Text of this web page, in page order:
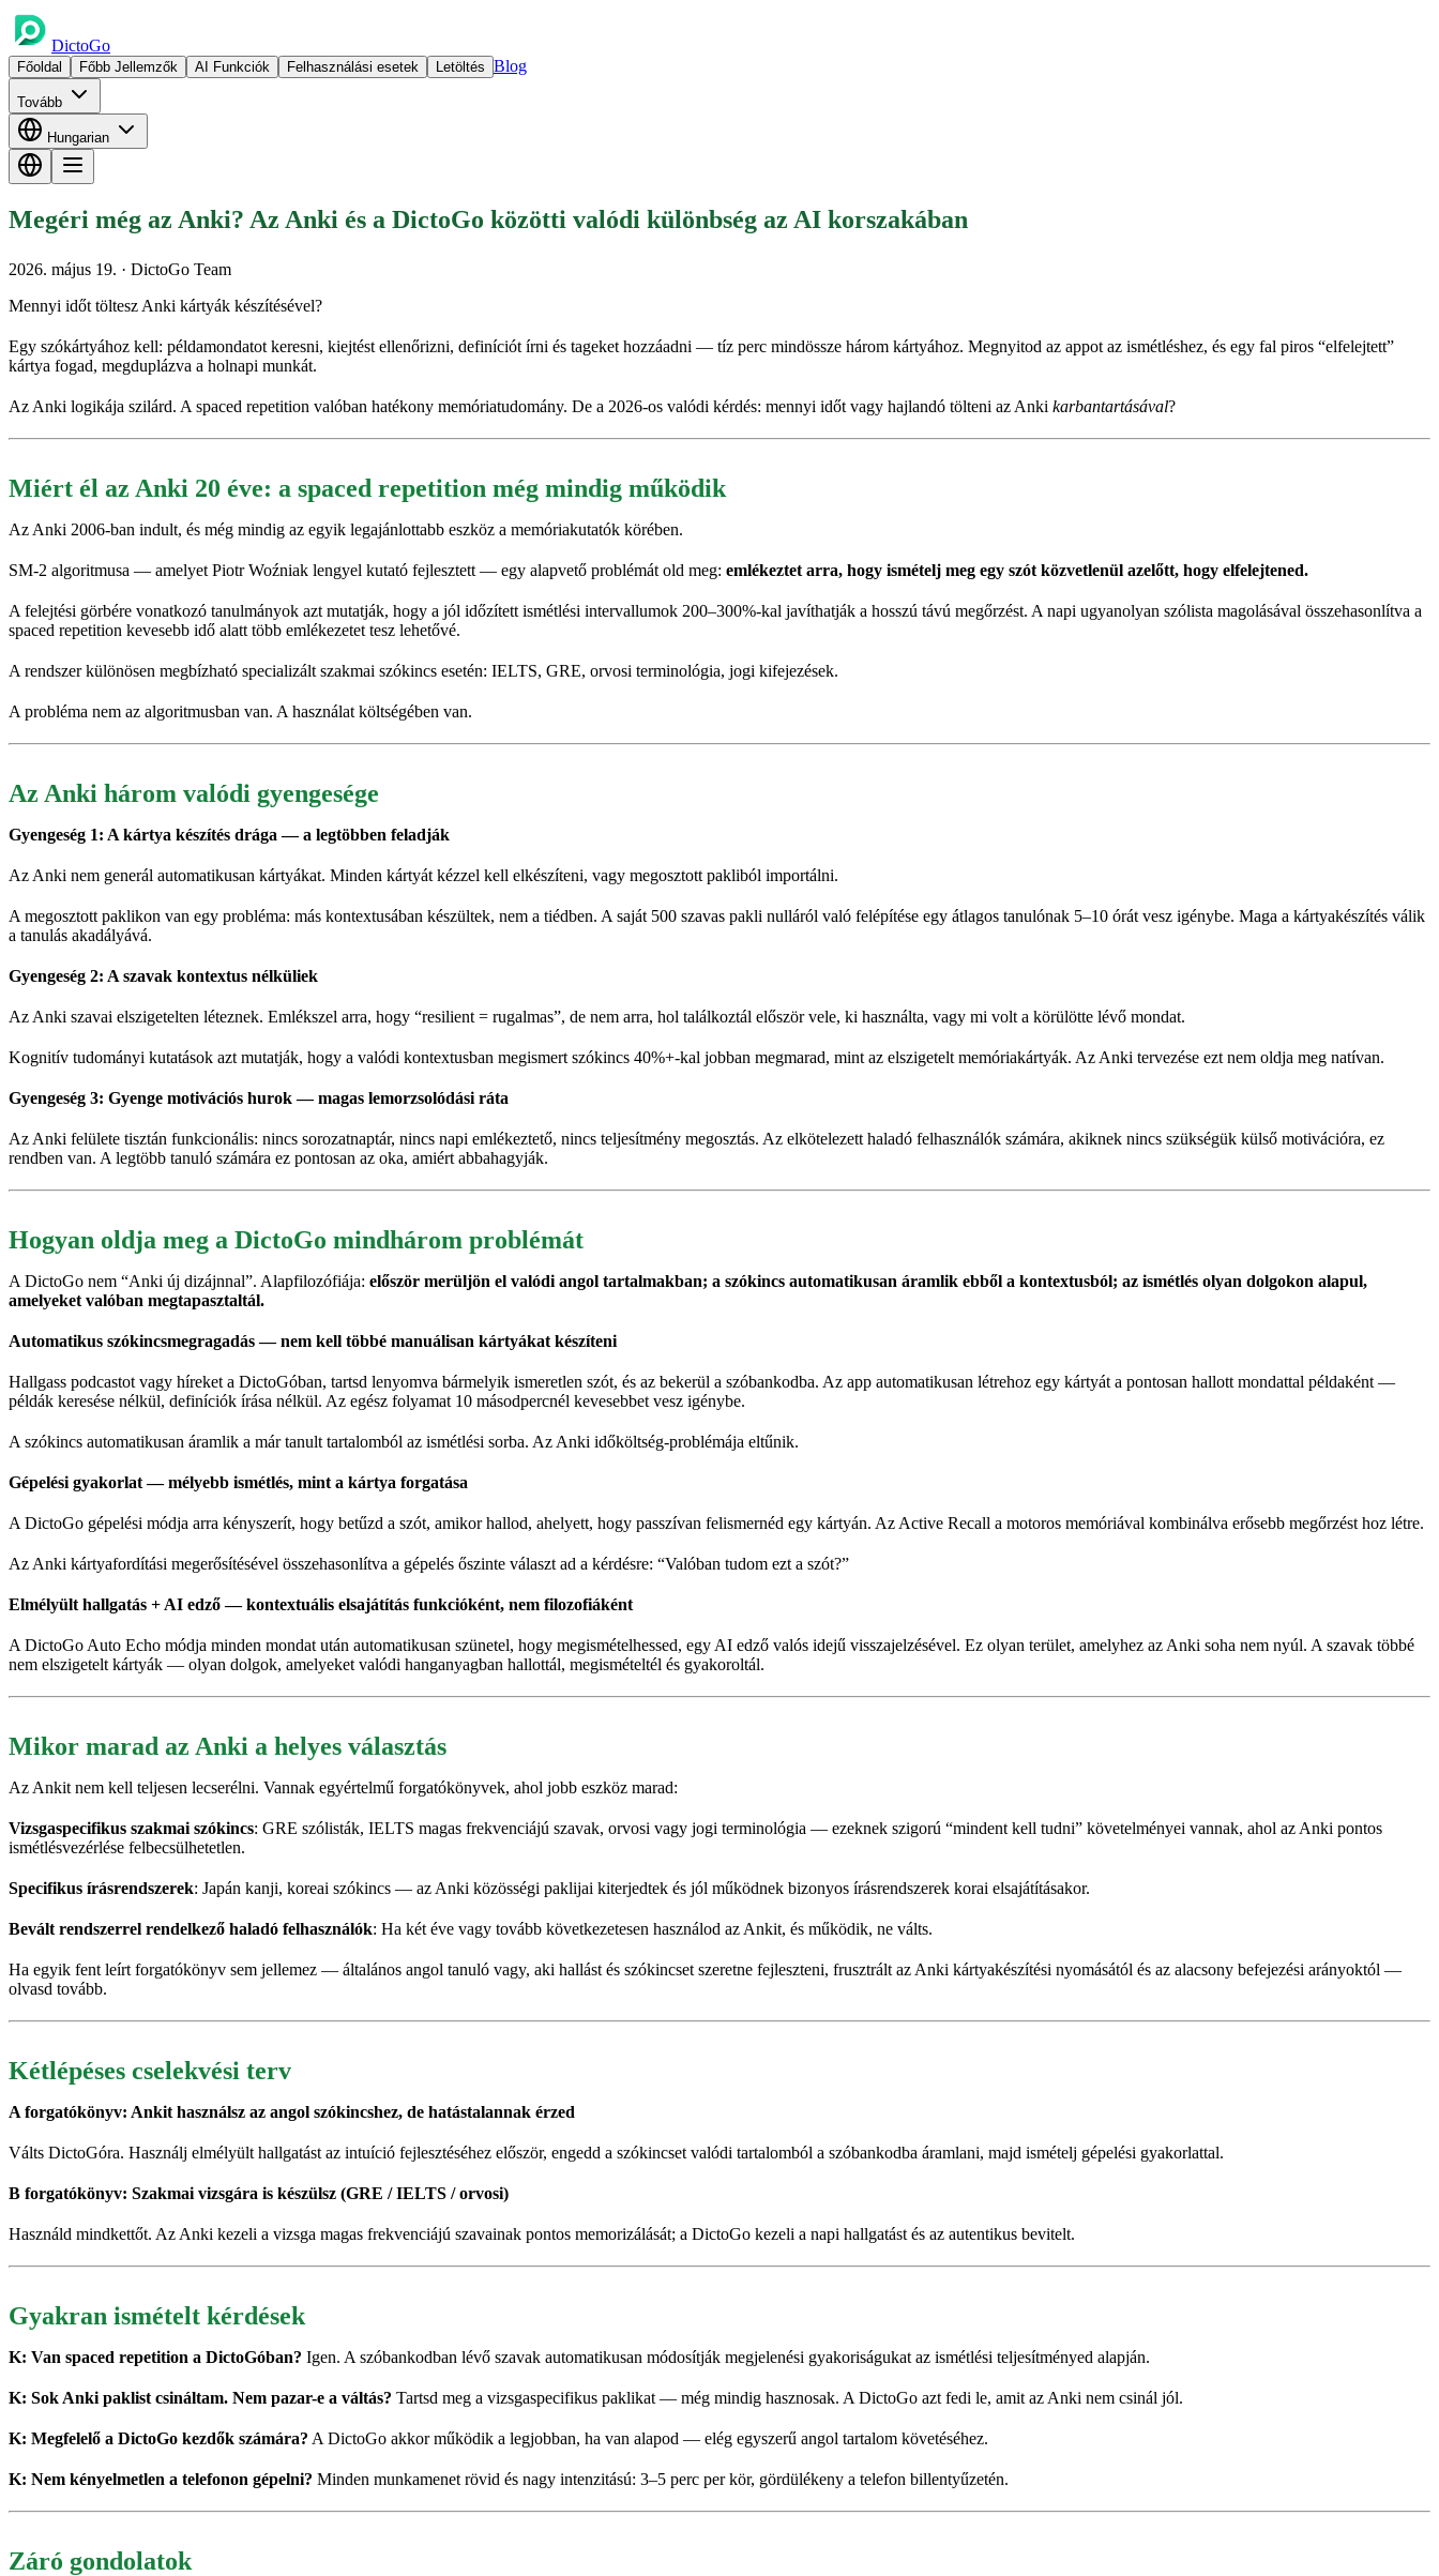
DictoGo
Főoldal Főbb Jellemzők AI Funkciók Felhasználási esetek Letöltés Blog
Tovább
Hungarian
Megéri még az Anki? Az Anki és a DictoGo közötti valódi különbség az AI korszakában
2026. május 19. · DictoGo Team
Mennyi időt töltesz Anki kártyák készítésével?
Egy szókártyához kell: példamondatot keresni, kiejtést ellenőrizni, definíciót írni és tageket hozzáadni — tíz perc mindössze három kártyához. Megnyitod az appot az ismétléshez, és egy fal piros “elfelejtett”
kártya fogad, megduplázva a holnapi munkát.
Az Anki logikája szilárd. A spaced repetition valóban hatékony memóriatudomány. De a 2026-os valódi kérdés: mennyi időt vagy hajlandó tölteni az Anki karbantartásával?
Miért él az Anki 20 éve: a spaced repetition még mindig működik
Az Anki 2006-ban indult, és még mindig az egyik legajánlottabb eszköz a memóriakutatók körében.
SM-2 algoritmusa — amelyet Piotr Woźniak lengyel kutató fejlesztett — egy alapvető problémát old meg: emlékeztet arra, hogy ismételj meg egy szót közvetlenül azelőtt, hogy elfelejtened.
A felejtési görbére vonatkozó tanulmányok azt mutatják, hogy a jól időzített ismétlési intervallumok 200–300%-kal javíthatják a hosszú távú megőrzést. A napi ugyanolyan szólista magolásával összehasonlítva a
spaced repetition kevesebb idő alatt több emlékezetet tesz lehetővé.
A rendszer különösen megbízható specializált szakmai szókincs esetén: IELTS, GRE, orvosi terminológia, jogi kifejezések.
A probléma nem az algoritmusban van. A használat költségében van.
Az Anki három valódi gyengesége
Gyengeség 1: A kártya készítés drága — a legtöbben feladják
Az Anki nem generál automatikusan kártyákat. Minden kártyát kézzel kell elkészíteni, vagy megosztott pakliból importálni.
A megosztott paklikon van egy probléma: más kontextusában készültek, nem a tiédben. A saját 500 szavas pakli nulláról való felépítése egy átlagos tanulónak 5–10 órát vesz igénybe. Maga a kártyakészítés válik
a tanulás akadályává.
Gyengeség 2: A szavak kontextus nélküliek
Az Anki szavai elszigetelten léteznek. Emlékszel arra, hogy “resilient = rugalmas”, de nem arra, hol találkoztál először vele, ki használta, vagy mi volt a körülötte lévő mondat.
Kognitív tudományi kutatások azt mutatják, hogy a valódi kontextusban megismert szókincs 40%+-kal jobban megmarad, mint az elszigetelt memóriakártyák. Az Anki tervezése ezt nem oldja meg natívan.
Gyengeség 3: Gyenge motivációs hurok — magas lemorzsolódási ráta
Az Anki felülete tisztán funkcionális: nincs sorozatnaptár, nincs napi emlékeztető, nincs teljesítmény megosztás. Az elkötelezett haladó felhasználók számára, akiknek nincs szükségük külső motivációra, ez
rendben van. A legtöbb tanuló számára ez pontosan az oka, amiért abbahagyják.
Hogyan oldja meg a DictoGo mindhárom problémát
A DictoGo nem “Anki új dizájnnal”. Alapfilozófiája: először merüljön el valódi angol tartalmakban; a szókincs automatikusan áramlik ebből a kontextusból; az ismétlés olyan dolgokon alapul,
amelyeket valóban megtapasztaltál.
Automatikus szókincsmegragadás — nem kell többé manuálisan kártyákat készíteni
Hallgass podcastot vagy híreket a DictoGóban, tartsd lenyomva bármelyik ismeretlen szót, és az bekerül a szóbankodba. Az app automatikusan létrehoz egy kártyát a pontosan hallott mondattal példaként —
példák keresése nélkül, definíciók írása nélkül. Az egész folyamat 10 másodpercnél kevesebbet vesz igénybe.
A szókincs automatikusan áramlik a már tanult tartalomból az ismétlési sorba. Az Anki időköltség-problémája eltűnik.
Gépelési gyakorlat — mélyebb ismétlés, mint a kártya forgatása
A DictoGo gépelési módja arra kényszerít, hogy betűzd a szót, amikor hallod, ahelyett, hogy passzívan felismernéd egy kártyán. Az Active Recall a motoros memóriával kombinálva erősebb megőrzést hoz létre.
Az Anki kártyafordítási megerősítésével összehasonlítva a gépelés őszinte választ ad a kérdésre: “Valóban tudom ezt a szót?”
Elmélyült hallgatás + AI edző — kontextuális elsajátítás funkcióként, nem filozofiáként
A DictoGo Auto Echo módja minden mondat után automatikusan szünetel, hogy megismételhessed, egy AI edző valós idejű visszajelzésével. Ez olyan terület, amelyhez az Anki soha nem nyúl. A szavak többé
nem elszigetelt kártyák — olyan dolgok, amelyeket valódi hanganyagban hallottál, megismételtél és gyakoroltál.
Mikor marad az Anki a helyes választás
Az Ankit nem kell teljesen lecserélni. Vannak egyértelmű forgatókönyvek, ahol jobb eszköz marad:
Vizsgaspecifikus szakmai szókincs: GRE szólisták, IELTS magas frekvenciájú szavak, orvosi vagy jogi terminológia — ezeknek szigorú “mindent kell tudni” követelményei vannak, ahol az Anki pontos
ismétlésvezérlése felbecsülhetetlen.
Specifikus írásrendszerek: Japán kanji, koreai szókincs — az Anki közösségi paklijai kiterjedtek és jól működnek bizonyos írásrendszerek korai elsajátításakor.
Bevált rendszerrel rendelkező haladó felhasználók: Ha két éve vagy tovább következetesen használod az Ankit, és működik, ne válts.
Ha egyik fent leírt forgatókönyv sem jellemez — általános angol tanuló vagy, aki hallást és szókincset szeretne fejleszteni, frusztrált az Anki kártyakészítési nyomásától és az alacsony befejezési arányoktól —
olvasd tovább.
Kétlépéses cselekvési terv
A forgatókönyv: Ankit használsz az angol szókincshez, de hatástalannak érzed
Válts DictoGóra. Használj elmélyült hallgatást az intuíció fejlesztéséhez először, engedd a szókincset valódi tartalomból a szóbankodba áramlani, majd ismételj gépelési gyakorlattal.
B forgatókönyv: Szakmai vizsgára is készülsz (GRE / IELTS / orvosi)
Használd mindkettőt. Az Anki kezeli a vizsga magas frekvenciájú szavainak pontos memorizálását; a DictoGo kezeli a napi hallgatást és az autentikus bevitelt.
Gyakran ismételt kérdések
K: Van spaced repetition a DictoGóban? Igen. A szóbankodban lévő szavak automatikusan módosítják megjelenési gyakoriságukat az ismétlési teljesítményed alapján.
K: Sok Anki paklist csináltam. Nem pazar-e a váltás? Tartsd meg a vizsgaspecifikus paklikat — még mindig hasznosak. A DictoGo azt fedi le, amit az Anki nem csinál jól.
K: Megfelelő a DictoGo kezdők számára? A DictoGo akkor működik a legjobban, ha van alapod — elég egyszerű angol tartalom követéséhez.
K: Nem kényelmetlen a telefonon gépelni? Minden munkamenet rövid és nagy intenzitású: 3–5 perc per kör, gördülékeny a telefon billentyűzetén.
Záró gondolatok